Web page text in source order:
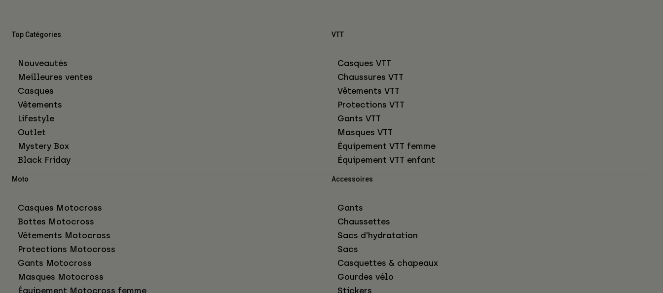
Top Catégories
Nouveautés
Meilleures ventes
Casques
Vêtements
Lifestyle
Outlet
Mystery Box
Black Friday
VTT
Casques VTT
Chaussures VTT
Vêtements VTT
Protections VTT
Gants VTT
Masques VTT
Équipement VTT femme
Équipement VTT enfant
Moto
Casques Motocross
Bottes Motocross
Vêtements Motocross
Protections Motocross
Gants Motocross
Masques Motocross
Équipement Motocross femme
Accessoires
Gants
Chaussettes
Sacs d’hydratation
Sacs
Casquettes & chapeaux
Gourdes vélo
Stickers